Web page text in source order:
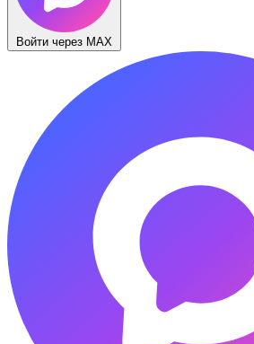
Войти через MAX